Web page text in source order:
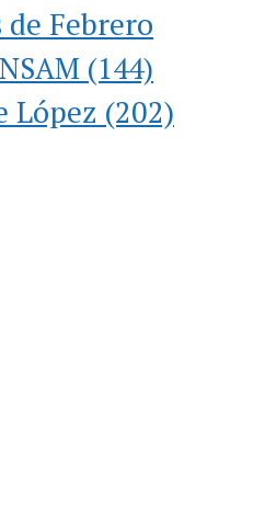
de Febrero
(144)
López (202)